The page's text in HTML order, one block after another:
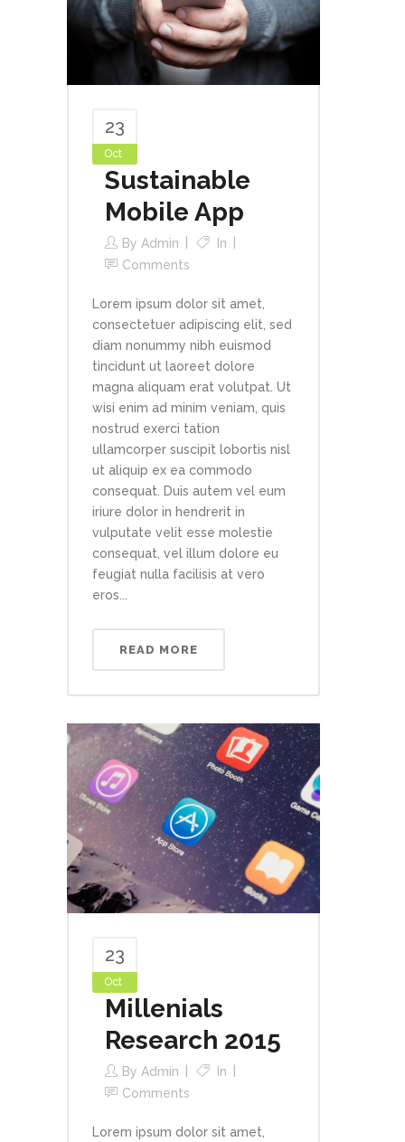
23
Oct
Sustainable
Mobile App
By Admin
In
Comments
Lorem ipsum dolor sit amet,
consectetuer adipiscing elit, sed
diam nonummy nibh euismod
tincidunt ut laoreet dolore
magna aliquam erat volutpat. Ut
wisi enim ad minim veniam, quis
nostrud exerci tation
ullamcorper suscipit lobortis nisl
ut aliquip ex ea commodo
consequat. Duis autem vel eum
iriure dolor in hendrerit in
vulputate velit esse molestie
consequat, vel illum dolore eu
feugiat nulla facilisis at vero
eros...
READ MORE
23
Oct
Millenials
Research 2015
By Admin
In
Comments
Lorem ipsum dolor sit amet,